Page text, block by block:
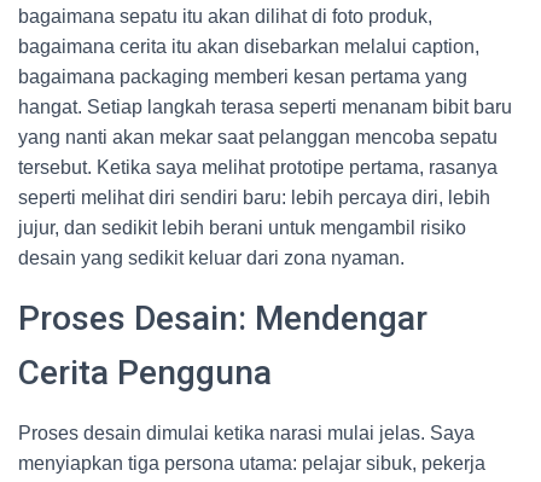
bagaimana sepatu itu akan dilihat di foto produk,
bagaimana cerita itu akan disebarkan melalui caption,
bagaimana packaging memberi kesan pertama yang
hangat. Setiap langkah terasa seperti menanam bibit baru
yang nanti akan mekar saat pelanggan mencoba sepatu
tersebut. Ketika saya melihat prototipe pertama, rasanya
seperti melihat diri sendiri baru: lebih percaya diri, lebih
jujur, dan sedikit lebih berani untuk mengambil risiko
desain yang sedikit keluar dari zona nyaman.
Proses Desain: Mendengar
Cerita Pengguna
Proses desain dimulai ketika narasi mulai jelas. Saya
menyiapkan tiga persona utama: pelajar sibuk, pekerja